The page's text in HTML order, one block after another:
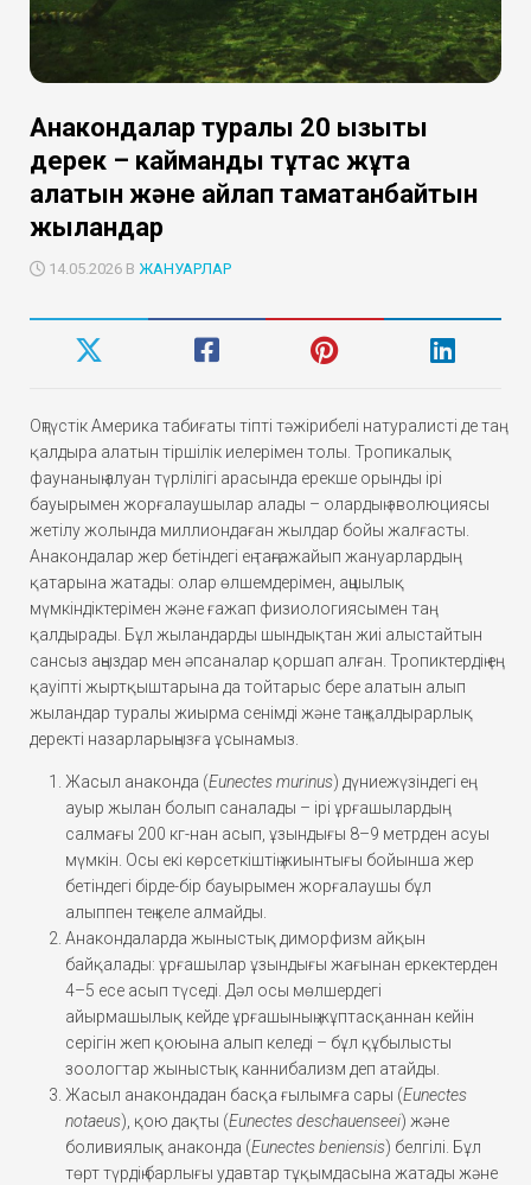
Анакондалар туралы 20 қызықты
дерек – кайманды тұтас жұта
алатын және айлап тамақтанбайтын
жыландар
14.05.2026 В ЖАНУАРЛАР
Оңтүстік Америка табиғаты тіпті тәжірибелі натуралисті де таң
қалдыра алатын тіршілік иелерімен толы. Тропикалық
фаунаның алуан түрлілігі арасында ерекше орынды ірі
бауырымен жорғалаушылар алады – олардың эволюциясы
жетілу жолында миллиондаған жылдар бойы жалғасты.
Анакондалар жер бетіндегі ең таңғажайып жануарлардың
қатарына жатады: олар өлшемдерімен, аңшылық
мүмкіндіктерімен және ғажап физиологиясымен таң
қалдырады. Бұл жыландарды шындықтан жиі алыстайтын
сансыз аңыздар мен әпсаналар қоршап алған. Тропиктердің ең
қауіпті жыртқыштарына да тойтарыс бере алатын алып
жыландар туралы жиырма сенімді және таң қалдырарлық
деректі назарларыңызға ұсынамыз.
Жасыл анаконда (Eunectes murinus) дүниежүзіндегі ең
ауыр жылан болып саналады – ірі ұрғашылардың
салмағы 200 кг-нан асып, ұзындығы 8–9 метрден асуы
мүмкін. Осы екі көрсеткіштің жиынтығы бойынша жер
бетіндегі бірде-бір бауырымен жорғалаушы бұл
алыппен тең келе алмайды.
Анакондаларда жыныстық диморфизм айқын
байқалады: ұрғашылар ұзындығы жағынан еркектерден
4–5 есе асып түседі. Дәл осы мөлшердегі
айырмашылық кейде ұрғашының жұптасқаннан кейін
серігін жеп қоюына алып келеді – бұл құбылысты
зоологтар жыныстық каннибализм деп атайды.
Жасыл анакондадан басқа ғылымға сары (Eunectes
notaeus), қою дақты (Eunectes deschauenseei) және
боливиялық анаконда (Eunectes beniensis) белгілі. Бұл
төрт түрдің барлығы удавтар тұқымдасына жатады және